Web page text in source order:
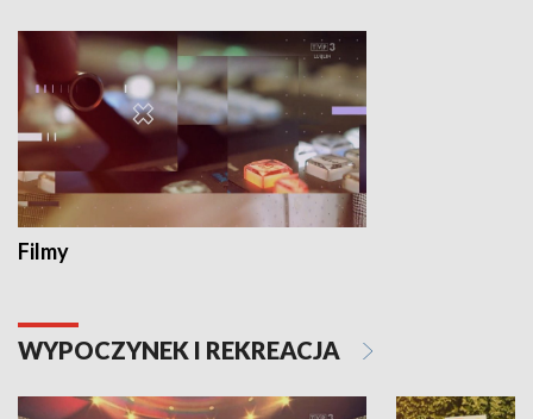
Filmy
WYPOCZYNEK I REKREACJA